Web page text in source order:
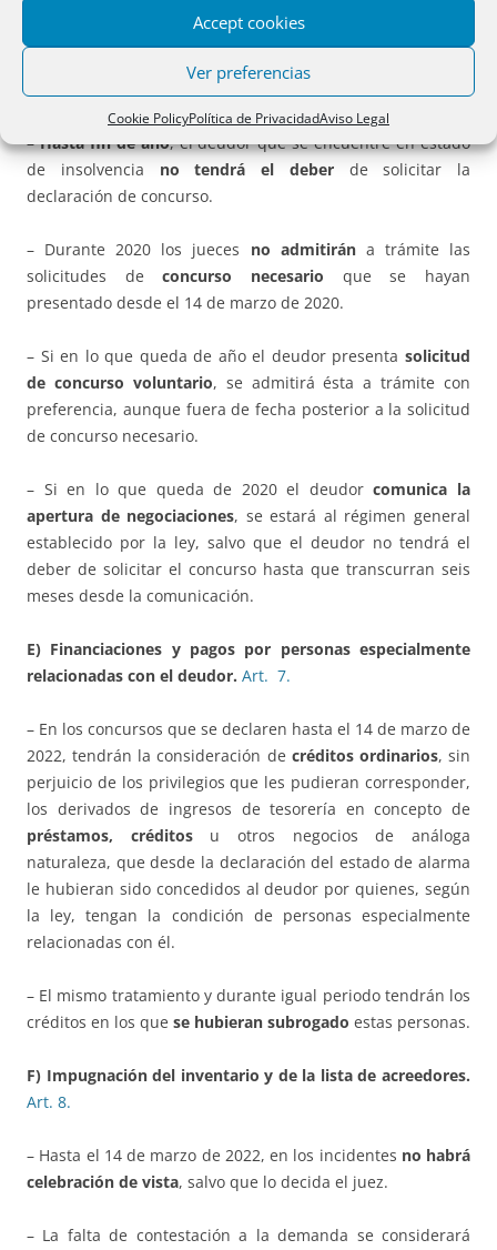
Accept cookies
Ver preferencias
Cookie PolicyPolítica de PrivacidadAviso Legal
D) Solicitud de declaración del concurso de acreedores.
Art.
– Hasta fin de año, el deudor que se encuentre en estado
de insolvencia no tendrá el deber de solicitar la
declaración de concurso.
– Durante 2020 los jueces no admitirána trámite las
solicitudes deconcurso necesario que se hayan
presentado desde el 14 de marzo de 2020.
– Si en lo que queda de año el deudor presenta solicitud
de concurso voluntario, se admitirá ésta a trámite con
preferencia, aunque fuera de fecha posterior a la solicitud
de concurso necesario.
– Si en lo que queda de 2020 el deudorcomunica la
apertura de negociaciones, se estará al régimen general
establecido por la ley, salvo que el deudor no tendrá el
deber de solicitar el concurso hasta que transcurran seis
meses desde la comunicación.
E) Financiaciones y pagos por personas especialmente
relacionadas con el deudor. Art. 7.
– En los concursos que se declaren hasta el 14 de marzo de
2022, tendrán la consideración de créditos ordinarios, sin
perjuicio de los privilegios que les pudieran corresponder,
los derivados de ingresos de tesorería en concepto de
préstamos, créditosu otros negocios de análoga
naturaleza, que desde la declaración del estado de alarma
le hubieran sido concedidos al deudor por quienes, según
la ley, tengan la condición de personas especialmente
relacionadas con él.
– El mismo tratamiento y durante igual periodo tendrán los
créditos en los que se hubieran subrogado estas personas.
F) Impugnación del inventario y de la lista de acreedores.
Art. 8.
– Hasta el 14 de marzo de 2022, en los incidentes no habrá
celebración de vista, salvo que lo decida el juez.
– La falta de contestación a la demanda se considerará